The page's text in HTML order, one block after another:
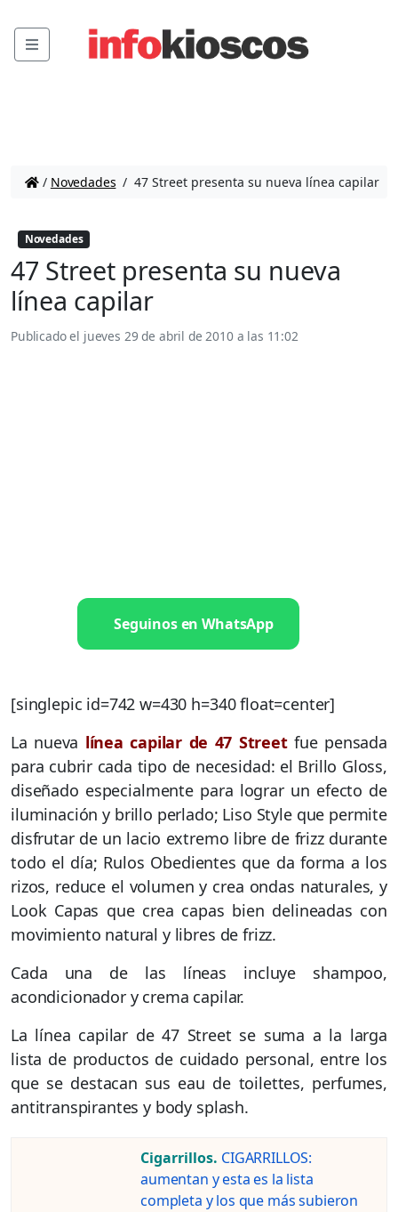
Menu
/ Novedades / 47 Street presenta su nueva línea capilar
Novedades
47 Street presenta su nueva
línea capilar
Publicado el jueves 29 de abril de 2010 a las 11:02
Seguinos en WhatsApp
[singlepic id=742 w=430 h=340 float=center]
La nueva línea capilar de 47 Streetfue pensada
para cubrir cada tipo de necesidad: el Brillo Gloss,
diseñado especialmente para lograr un efecto de
iluminación y brillo perlado; Liso Style que permite
disfrutar de un lacio extremo libre de frizz durante
todo el día; Rulos Obedientes que da forma a los
rizos, reduce el volumen y crea ondas naturales, y
Look Capas que crea capas bien delineadas con
movimiento natural y libres de frizz.
Cada una de las líneas incluye shampoo,
acondicionador y crema capilar.
La línea capilar de 47 Street se suma a la larga
lista de productos de cuidado personal, entre los
que se destacan sus eau de toilettes, perfumes,
antitranspirantes y body splash.
Cigarrillos. CIGARRILLOS:
aumentan y esta es la lista
completa y los que más subieron